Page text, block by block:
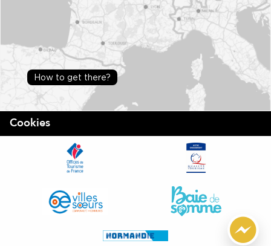
How to get there?
Cookies